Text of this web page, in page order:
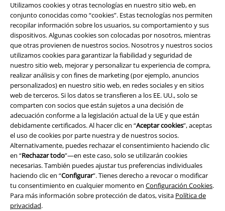
Utilizamos cookies y otras tecnologías en nuestro sitio web, en
conjunto conocidas como “cookies”. Estas tecnologías nos permiten
recopilar información sobre los usuarios, su comportamiento y sus
dispositivos. Algunas cookies son colocadas por nosotros, mientras
que otras provienen de nuestros socios. Nosotros y nuestros socios
utilizamos cookies para garantizar la fiabilidad y seguridad de
nuestro sitio web, mejorar y personalizar tu experiencia de compra,
realizar análisis y con fines de marketing (por ejemplo, anuncios
personalizados) en nuestro sitio web, en redes sociales y en sitios
web de terceros. Si los datos se transfieren a los EE. UU., solo se
comparten con socios que están sujetos a una decisión de
adecuación conforme a la legislación actual de la UE y que están
debidamente certificados. Al hacer clic en “Aceptar cookies”, aceptas
el uso de cookies por parte nuestra y de nuestros socios.
Alternativamente, puedes rechazar el consentimiento haciendo clic
en “Rechazar todo”—en este caso, solo se utilizarán cookies
necesarias. También puedes ajustar tus preferencias individuales
haciendo clic en “Configurar”. Tienes derecho a revocar o modificar
tu consentimiento en cualquier momento en Configuración Cookies.
Para más información sobre protección de datos, visita Política de
privacidad.
Envío
CORREOS RECOGIDA
EN OFICINA
CORREOS ENTREGA
A DOMICILIO
App de EMP
¡Descarga la nueva App EMP totalmente GRATIS y disfruta de todas
sus nuevas funciones y ventajas!
A Warner Music Group Company